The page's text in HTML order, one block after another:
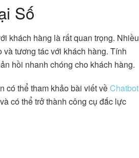
Số
khách hàng là rất quan trọng. Nhiều
tương tác với khách hàng. Tính
hồi nhanh chóng cho khách hàng.
có thể tham khảo bài viết vềChatbot
có thể trở thành công cụ đắc lực